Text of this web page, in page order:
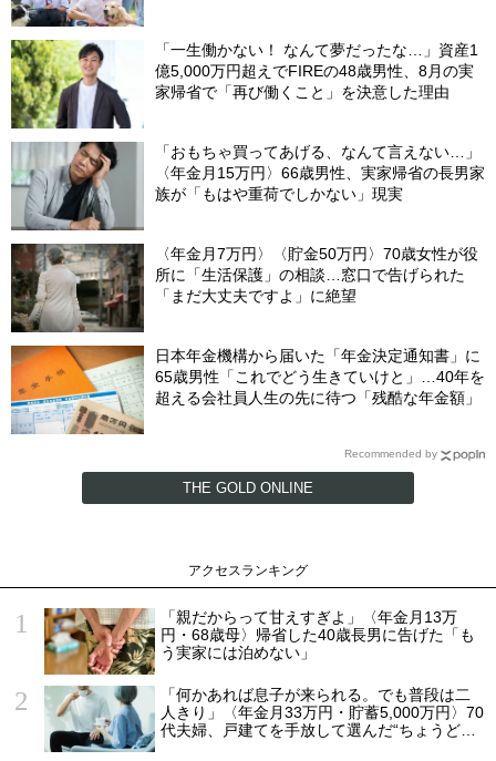
「一生働かない！ なんて夢だったな…」資産1
億5,000万円超えでFIREの48歳男性、8月の実
家帰省で「再び働くこと」を決意した理由
「おもちゃ買ってあげる、なんて言えない…」
〈年金月15万円〉66歳男性、実家帰省の長男家
族が「もはや重荷でしかない」現実
〈年金月7万円〉〈貯金50万円〉70歳女性が役
所に「生活保護」の相談…窓口で告げられた
「まだ大丈夫ですよ」に絶望
日本年金機構から届いた「年金決定通知書」に
65歳男性「これでどう生きていけと」…40年を
超える会社員人生の先に待つ「残酷な年金額」
Recommended by
THE GOLD ONLINE
アクセスランキング
「親だからって甘えすぎよ」〈年金月13万
円・68歳母〉帰省した40歳長男に告げた「も
う実家には泊めない」
「何かあれば息子が来られる。でも普段は二
人きり」〈年金月33万円・貯蓄5,000万円〉70
代夫婦、戸建てを手放して選んだ“ちょうどい